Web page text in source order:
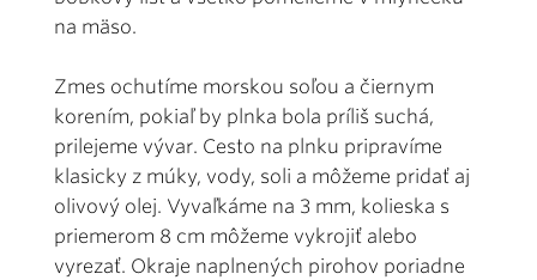
na mäso.
Zmes ochutíme morskou soľou a čiernym
korením, pokiaľ by plnka bola príliš suchá,
prilejeme vývar. Cesto na plnku pripravíme
klasicky z múky, vody, soli a môžeme pridať aj
olivový olej. Vyvaľkáme na 3 mm, kolieska s
priemerom 8 cm môžeme vykrojiť alebo
vyrezať. Okraje naplnených pirohov poriadne